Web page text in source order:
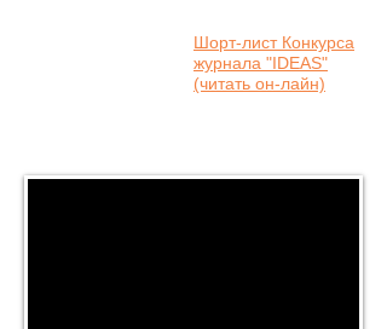
Шорт-лист Конкурса
журнала "IDEAS"
(читать он-лайн)